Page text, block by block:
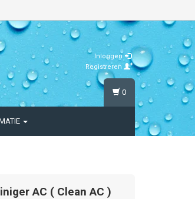
Inloggen
Registreren
0
AC ( Clean AC )